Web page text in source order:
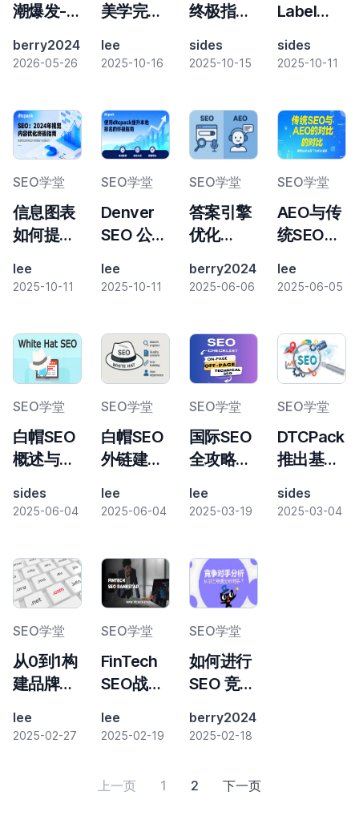
潮爆发-扬
要求“白
田按AI推
荐率付款
berry2024
2026-05-26
美学完全
视觉潮流
lee
2025-10-16
终极指
的内容灵
sides
2025-10-15
Label
工具：使
自动化客
户报告并
业务
sides
2025-10-11
SEO学堂
信息图表
如何提升
名：完整
lee
2025-10-11
SEO学堂
Denver
SEO 公
DTCPack
极指南
lee
2025-10-11
SEO学堂
答案引擎
优化
搜索引擎
关键区别
与趋势解
berry2024
2025-06-06
SEO学堂
AEO与传
统SEO的
析：优化
别
lee
2025-06-05
SEO学堂
白帽SEO
概述与实
sides
2025-06-04
SEO学堂
白帽SEO
外链建
略、方法
lee
2025-06-04
SEO学堂
国际SEO
全攻略：
网站可见
南
lee
2025-03-19
SEO学堂
DTCPack
推出基于
定价模式
sides
2025-03-04
SEO学堂
从0到1构
建品牌官
要素与建
lee
2025-02-27
SEO学堂
FinTech
SEO战略
合规时代
lee
2025-02-19
SEO学堂
如何进行
SEO 竞争
berry2024
2025-02-18
上一页 1 2 下一页